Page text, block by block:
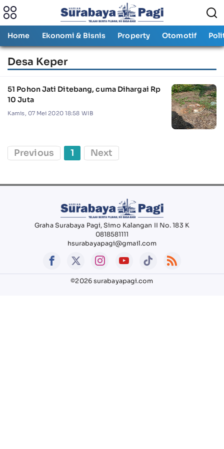
Home Ekonomi & Bisnis Property Otomotif
Desa Keper
51 Pohon Jati Ditebang, cuma Dihargai Rp
10 Juta
Kamis, 07 Mei 2020 18:58 WIB
Previous 1 Next
Graha Surabaya Pagi, Simo Kalangan II No. 183 K
0818581111
hsurabayapagi@gmail.com
©2026 surabayapagi.com